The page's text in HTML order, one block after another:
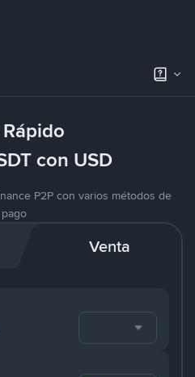
con USD
P2P con varios métodos de
pago
Venta